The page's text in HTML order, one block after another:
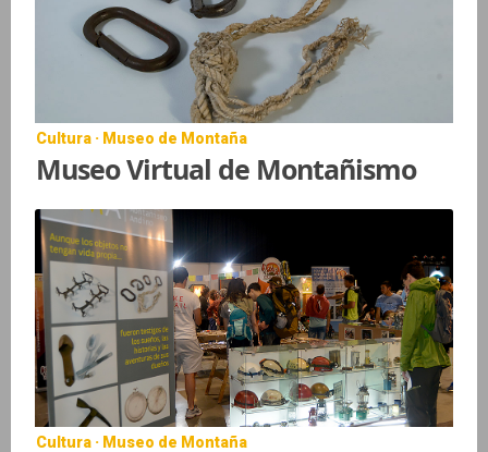
Cultura · Museo de Montaña
Museo Virtual de Montañismo
Cultura · Museo de Montaña